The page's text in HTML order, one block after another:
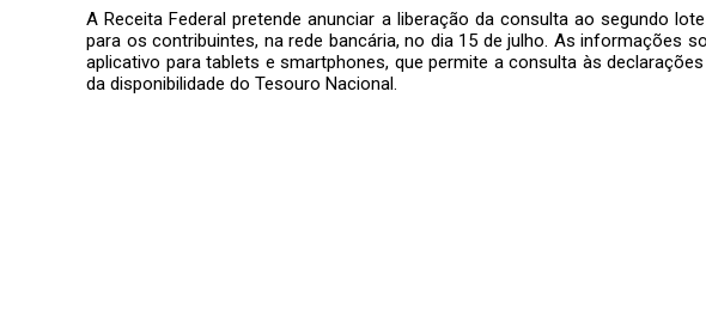
A Receita Federal pretende anunciar a liberação da consulta ao segundo
para os contribuintes, na rede bancária, no dia 15 de julho. As informações
aplicativo para tablets e smartphones, que permite a consulta às
da disponibilidade do Tesouro Nacional.